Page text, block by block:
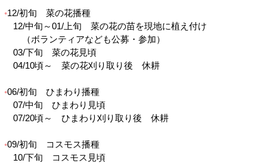
12/初旬 菜の花播種
12/中旬～01/上旬 菜の花の苗を現地に植え付け
（ボランティアなども公募・参加）
03/下旬 菜の花見頃
04/10頃～ 菜の花刈り取り後 休耕
06/初旬 ひまわり播種
07/中旬 ひまわり見頃
07/20頃～ ひまわり刈り取り後 休耕
09/初旬 コスモス播種
10/下旬 コスモス見頃